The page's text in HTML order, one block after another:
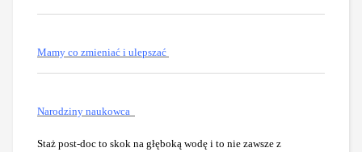
Mamy co zmieniać i ulepszać
Narodziny naukowca
Staż post-doc to skok na głęboką wodę i to nie zawsze z